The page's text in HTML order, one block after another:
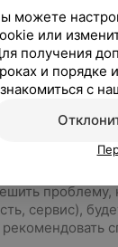
можете
или
получения
и порядке
с